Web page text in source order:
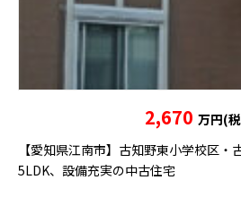
2,670 万円(
【愛知県江南市】古知野東小学校区・
5LDK、設備充実の中古住宅